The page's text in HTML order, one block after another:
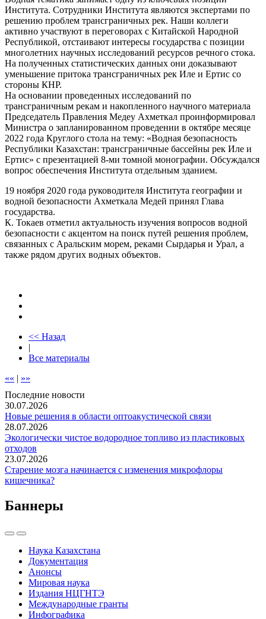
Института. Сотрудники Института являются экспертами по
решению проблем трансграничных рек. Наши коллеги
активно участвуют в переговорах с Китайской Народной
Республикой, отстаивают интересы государства с позиции
многолетних научных исследований ресурсов речного стока.
На полученных статистических данных они доказывают
уменьшение притока трансграничных рек Иле и Ертис со
стороны КНР.
На основании проведенных исследований по
трансграничным рекам и накопленного научного материала
Председатель Правления Медеу Ахметкал проинформировал
Министра о запланированном проведении в октябре месяце
2022 года Круглого стола на тему: «Водная безопасность
Республики Казахстан: трансграничные бассейны рек Иле и
Ертис» с презентацией 8-ми томной монографии. Обсуждался
вопрос обеспечения Института отдельным зданием.
19 ноября 2020 года руководителя Института географии и
водной безопасности Ахметкала Медей принял Глава
государства.
К. Токаев отметил актуальность изучения вопросов водной
безопасности с акцентом на поиск путей решения проблем,
связанных с Аральским морем, реками Сырдарья и Урал, а
также рядом других водных объектов.
<< Назад
|
Все материалы
«« | »»
Последние новости
30.07.2026
Новые решения в области оптоакустической связи
28.07.2026
Экологически чистое водородное топливо из пластиковых
отходов
23.07.2026
Старение мозга начинается с изменения микрофлоры
кишечника?
Баннеры
Наука Казахстана
Документация
Анонсы
Мировая наука
Издания НЦГНТЭ
Международные гранты
Инфографика